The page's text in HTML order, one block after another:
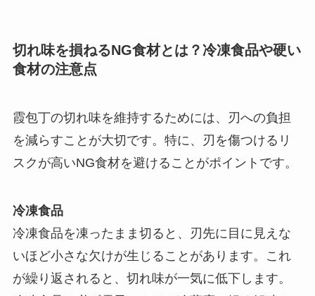
切れ味を損ねるNG食材とは？冷凍食品や硬い
食材の注意点
霞包丁の切れ味を維持するためには、刃への負担
を減らすことが大切です。特に、刃を傷つけるリ
スクが高いNG食材を避けることがポイントです。
冷凍食品
冷凍食品を凍ったまま切ると、刃先に目に見えな
いほど小さな欠けが生じることがあります。これ
が繰り返されると、切れ味が一気に低下します。